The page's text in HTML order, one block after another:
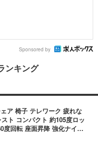
Sponsored by
ンキング
ア 椅子 テレワーク 疲れな
ト コンパクト 約105度ロッ
度回転 座面昇降 強化ナイロ